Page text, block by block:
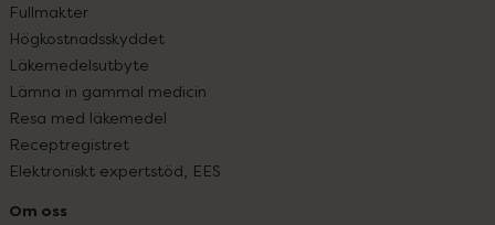
Fullmakter
Högkostnadsskyddet
Läkemedelsutbyte
Lämna in gammal medicin
Resa med läkemedel
Receptregistret
Elektroniskt expertstöd, EES
Om oss